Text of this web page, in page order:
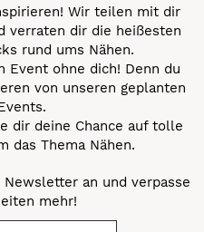
Wir teilen mit dir
verraten dir die heißesten
rund ums Nähen.
Event ohne dich! Denn du
von unseren geplanten
dir deine Chance auf tolle
das Thema Nähen.
an und verpasse
mehr!